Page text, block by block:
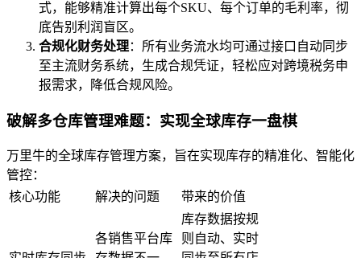
式，能够精准计算出每个SKU、每个订单的毛利率，彻
底告别利润盲区。
合规化财务处理：所有业务流水均可通过接口自动同步
至主流财务系统，生成合规凭证，轻松应对跨境税务申
报需求，降低合规风险。
破解多仓库管理难题：实现全球库存一盘棋
万里牛的全球库存管理方案，旨在实现库存的精准化、智能化
管控：
核心功能
解决的问题 带来的价值
各销售平台库
库存数据按规
则自动、实时